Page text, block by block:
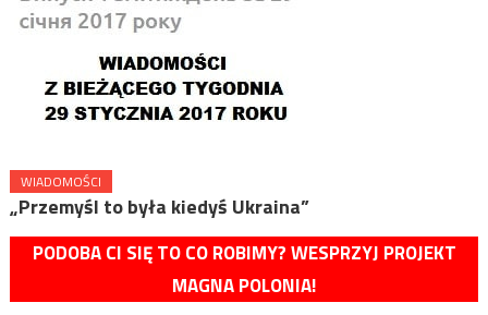
WIADOMOŚCI
„Przemyśl to była kiedyś Ukraina”
PODOBA CI SIĘ TO CO ROBIMY? WESPRZYJ PROJEKT
MAGNA POLONIA!